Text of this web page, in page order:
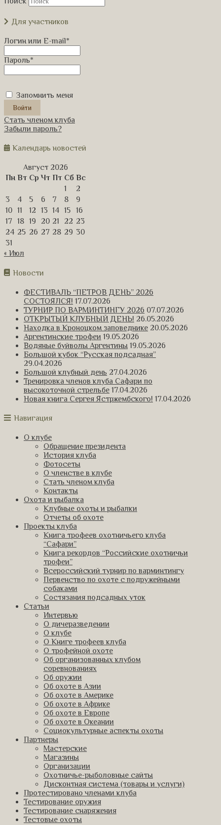
Для участников
Логин или E-mail*
Пароль*
Запомнить меня
Стать членом клуба
Забыли пароль?
Календарь новостей
Август 2026
Пн Вт Ср Чт Пт Сб Вс
1
2
3
4 5 6 7 8
9
10 11 12 13 14 15
16
17
18 19 20 21 22 23
24 25 26 27 28 29 30
31
« Июл
Новости
ФЕСТИВАЛЬ “ПЕТРОВ ДЕНЬ” 2026
СОСТОЯЛСЯ! 17.07.2026
ТУРНИР ПО ВАРМИНТИНГУ 2026 07.07.2026
ОТКРЫТЫЙ КЛУБНЫЙ ДЕНЬ! 26.05.2026
Находка в Кроноцком заповеднике 20.05.2026
Аргентинские трофеи 19.05.2026
Водяные буйволы Аргентины 19.05.2026
Большой кубок “Русская подсадная”
29.04.2026
Большой клубный день 27.04.2026
Тренировка членов клуба Сафари по
высокоточной стрельбе 17.04.2026
Новая книга Сергея Ястржембского! 17.04.2026
Навигация
О клубе
Обращение президента
История клуба
Фотосеты
О членстве в клубе
Стать членом клуба
Контакты
Охота и рыбалка
Клубные охоты и рыбалки
Отчеты об охоте
Проекты клуба
Книга трофеев охотничьего клуба
“Сафари”
Книга рекордов “Российские охотничьи
трофеи”
Всероссийский турнир по варминтингу
Первенство по охоте с подружейными
собаками
Состязания подсадных уток
Статьи
Интервью
О дичеразведении
О клубе
О Книге трофеев клуба
О трофейной охоте
Об организованных клубом
соревнованиях
Об оружии
Об охоте в Азии
Об охоте в Америке
Об охоте в Африке
Об охоте в Европе
Об охоте в Океании
Социокультурные аспекты охоты
Партнеры
Мастерские
Магазины
Организации
Охотничье-рыболовные сайты
Дисконтная система (товары и услуги)
Протестировано членами клуба
Тестирование оружия
Тестирование снаряжения
Тестовые охоты